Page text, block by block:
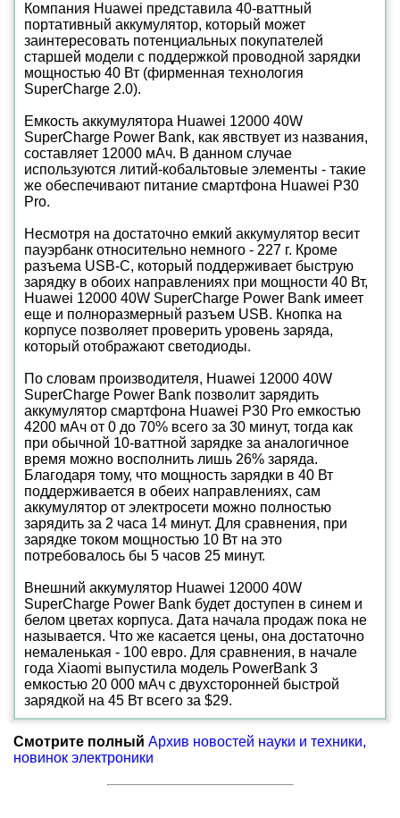
Компания Huawei представила 40-ваттный
портативный аккумулятор, который может
заинтересовать потенциальных покупателей
старшей модели с поддержкой проводной зарядки
мощностью 40 Вт (фирменная технология
SuperCharge 2.0).
Емкость аккумулятора Huawei 12000 40W
SuperCharge Power Bank, как явствует из названия,
составляет 12000 мАч. В данном случае
используются литий-кобальтовые элементы - такие
же обеспечивают питание смартфона Huawei P30
Pro.
Несмотря на достаточно емкий аккумулятор весит
пауэрбанк относительно немного - 227 г. Кроме
разъема USB-C, который поддерживает быструю
зарядку в обоих направлениях при мощности 40 Вт,
Huawei 12000 40W SuperCharge Power Bank имеет
еще и полноразмерный разъем USB. Кнопка на
корпусе позволяет проверить уровень заряда,
который отображают светодиоды.
По словам производителя, Huawei 12000 40W
SuperCharge Power Bank позволит зарядить
аккумулятор смартфона Huawei P30 Pro емкостью
4200 мАч от 0 до 70% всего за 30 минут, тогда как
при обычной 10-ваттной зарядке за аналогичное
время можно восполнить лишь 26% заряда.
Благодаря тому, что мощность зарядки в 40 Вт
поддерживается в обеих направлениях, сам
аккумулятор от электросети можно полностью
зарядить за 2 часа 14 минут. Для сравнения, при
зарядке током мощностью 10 Вт на это
потребовалось бы 5 часов 25 минут.
Внешний аккумулятор Huawei 12000 40W
SuperCharge Power Bank будет доступен в синем и
белом цветах корпуса. Дата начала продаж пока не
называется. Что же касается цены, она достаточно
немаленькая - 100 евро. Для сравнения, в начале
года Xiaomi выпустила модель PowerBank 3
емкостью 20 000 мАч с двухсторонней быстрой
зарядкой на 45 Вт всего за $29.
Смотрите полный Архив новостей науки и техники,
новинок электроники